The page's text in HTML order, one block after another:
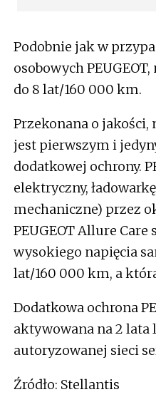
Podobnie jak w
osobowych
do 8 lat/160 000 km.
Przekonana o jakości,
jest pierwszym i
dodatkowej ochrony.
elektryczny,
mechaniczne) przez
PEUGEOT Allure
wysokiego napięcia
lat/160 000 km, a
Dodatkowa ochrona
aktywowana na 2
autoryzowanej sieci
Źródło: Stellantis